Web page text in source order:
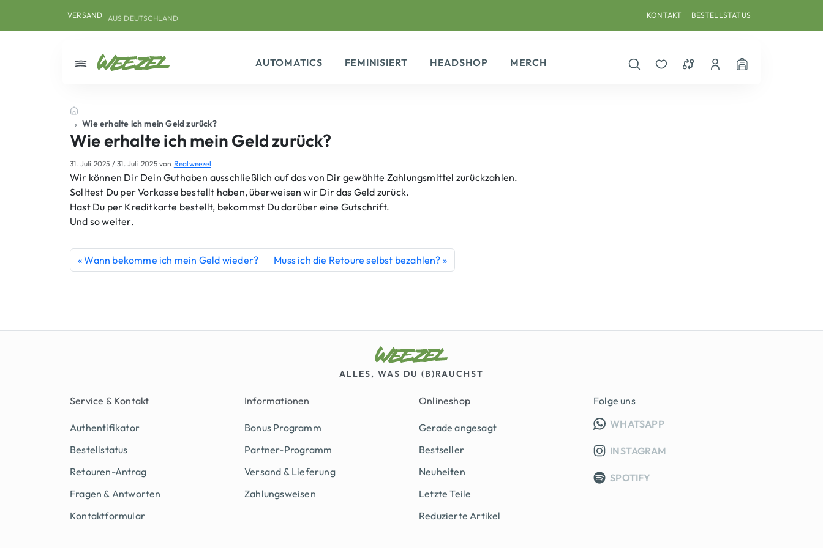
VERSAND AUS DEUTSCHLAND KONTAKT BESTELLSTATUS
AUTOMATICS FEMINISIERT HEADSHOP
MERCH
Startseite
Wie erhalte ich mein Geld zurück?
Wie erhalte ich mein Geld zurück?
31. Juli 2025 / 31. Juli 2025von Realweezel
Wir können Dir Dein Guthaben ausschließlich auf das von Dir gewählte Zahlungsmittel zurückzahlen.
Solltest Du per Vorkasse bestellt haben, überweisen wir Dir das Geld zurück.
Hast Du per Kreditkarte bestellt, bekommst Du darüber eine Gutschrift.
Und so weiter.
Wann bekomme ich mein Geld wieder? Muss ich die Retoure selbst bezahlen?
ALLES, WAS DU (B)RAUCHST
Service & Kontakt
Authentifikator
Bestellstatus
Retouren-Antrag
Fragen & Antworten
Kontaktformular
Informationen
Bonus Programm
Partner-Programm
Versand & Lieferung
Zahlungsweisen
Onlineshop
Gerade angesagt
Bestseller
Neuheiten
Letzte Teile
Reduzierte Artikel
Folge uns
WHATSAPPINFO GRUPPE (OEFFNET IN
INSTAGRAM
SPOTIFY